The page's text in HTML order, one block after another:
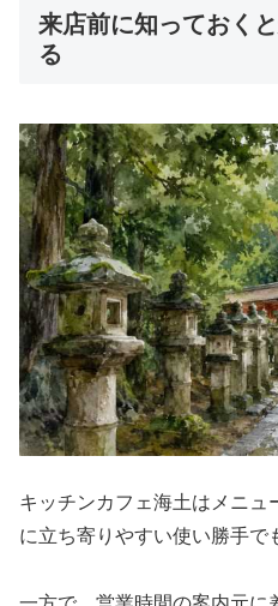
来店前に知っておく
る
キッチンカフェ海土はメニュ
に立ち寄りやすい使い勝手で